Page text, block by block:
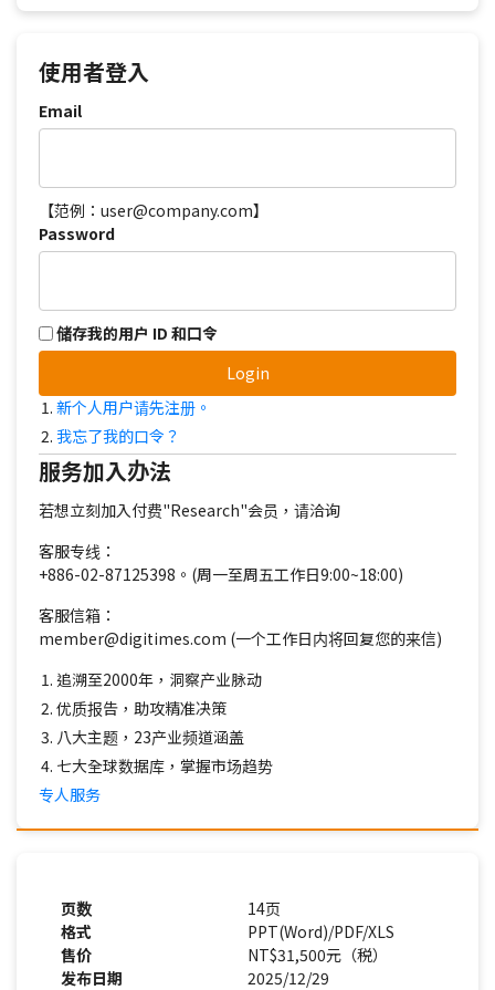
使用者登入
Email
【范例：user@company.com】
Password
储存我的用户 ID 和口令
Login
新个人用户请先注册。
我忘了我的口令？
服务加入办法
若想立刻加入付费"Research"会员，请洽询
客服专线：
+886-02-87125398。(周一至周五工作日9:00~18:00)
客服信箱：
member@digitimes.com (一个工作日内将回复您的来信)
追溯至2000年，洞察产业脉动
优质报告，助攻精准决策
八大主题，23产业频道涵盖
七大全球数据库，掌握市场趋势
专人服务
页数
14页
格式
PPT(Word)/PDF/XLS
售价
NT$31,500元（税）
发布日期
2025/12/29